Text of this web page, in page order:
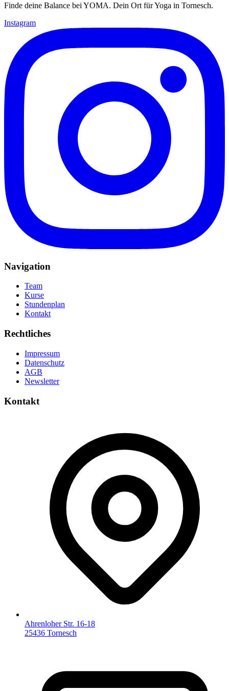
Finde deine Balance bei YOMA. Dein Ort für Yoga in Tornesch.
Instagram
Navigation
Team
Kurse
Stundenplan
Kontakt
Rechtliches
Impressum
Datenschutz
AGB
Newsletter
Kontakt
Ahrenloher Str. 16-18
25436 Tornesch